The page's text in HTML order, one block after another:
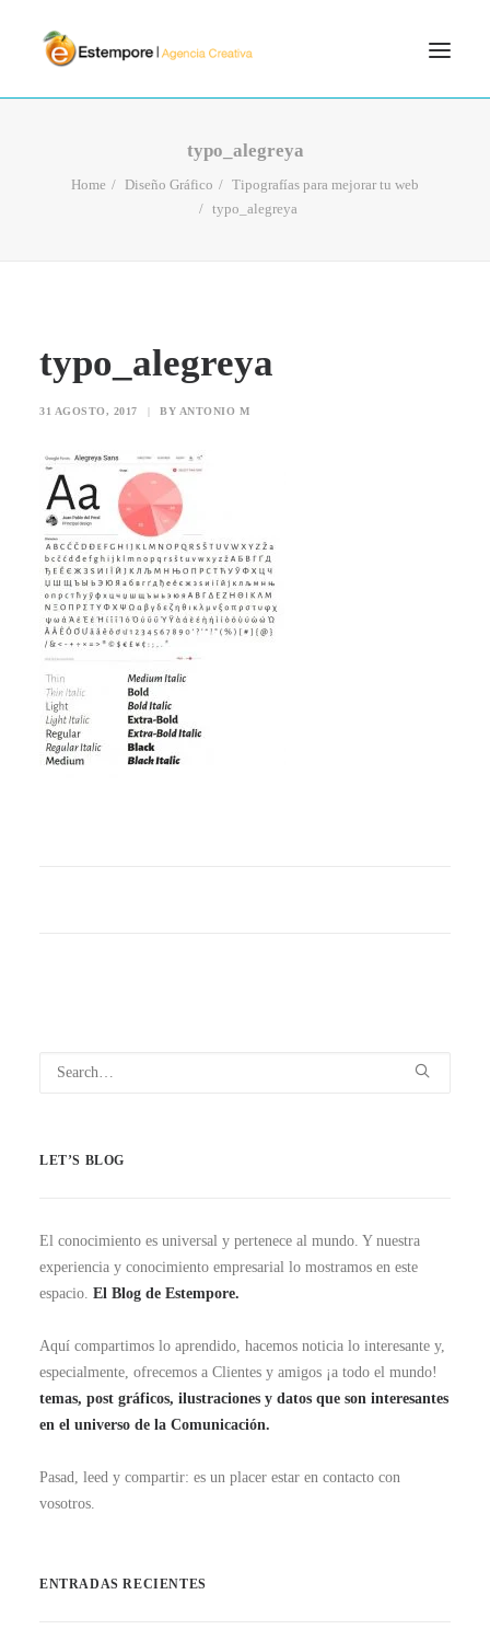
BLOG
typo_alegreya
Home Diseño Gráfico
Tipografías para mejorar tu web
typo_alegreya
typo_alegreya
31 AGOSTO, 2017 | BY ANTONIO M
LET’S BLOG
El conocimiento es universal y pertenece al mundo. Y nuestra
experiencia y conocimiento empresarial lo mostramos en este
espacio. El Blog de Estempore.
Aquí compartimos lo aprendido, hacemos noticia lo interesante y,
especialmente, ofrecemos a Clientes y amigos ¡a todo el mundo!
temas, post gráficos, ilustraciones y datos que son interesantes
en el universo de la Comunicación.
Pasad, leed y compartir: es un placer estar en contacto con
vosotros.
ENTRADAS RECIENTES